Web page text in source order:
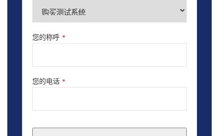
您的称呼 *
您的电话 *